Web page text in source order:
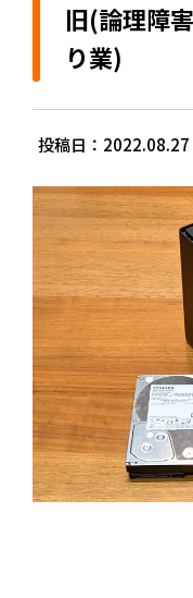
旧(論理障
り業)
投稿日：2022.08.27